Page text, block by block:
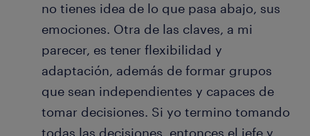
no tienes idea de lo que pasa abajo, sus
emociones. Otra de las claves, a mi
parecer, es tener flexibilidad y
adaptación, además de formar grupos
que sean independientes y capaces de
tomar decisiones. Si yo termino tomando
todas las decisiones, entonces el jefe y